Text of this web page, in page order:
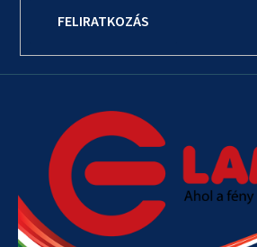
FELIRATKOZÁS